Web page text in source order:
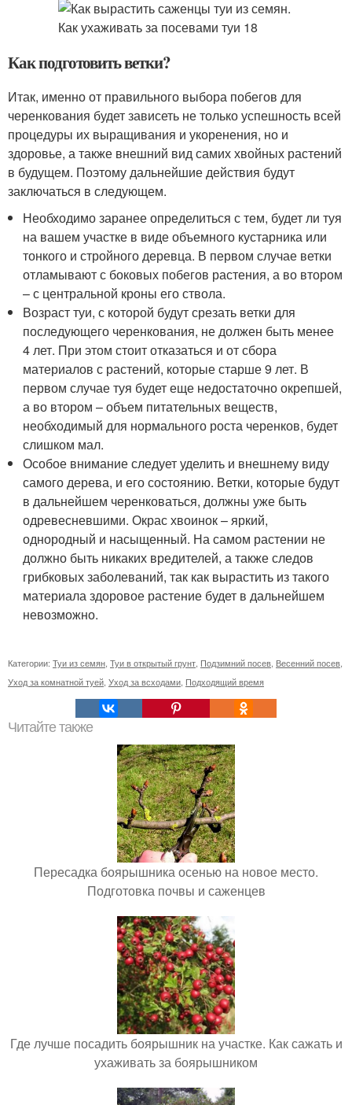
Как подготовить ветки?
Итак, именно от правильного выбора побегов для
черенкования будет зависеть не только успешность всей
процедуры их выращивания и укоренения, но и
здоровье, а также внешний вид самих хвойных растений
в будущем. Поэтому дальнейшие действия будут
заключаться в следующем.
Необходимо заранее определиться с тем, будет ли туя
на вашем участке в виде объемного кустарника или
тонкого и стройного деревца. В первом случае ветки
отламывают с боковых побегов растения, а во втором
– с центральной кроны его ствола.
Возраст туи, с которой будут срезать ветки для
последующего черенкования, не должен быть менее
4 лет. При этом стоит отказаться и от сбора
материалов с растений, которые старше 9 лет. В
первом случае туя будет еще недостаточно окрепшей,
а во втором – объем питательных веществ,
необходимый для нормального роста черенков, будет
слишком мал.
Особое внимание следует уделить и внешнему виду
самого дерева, и его состоянию. Ветки, которые будут
в дальнейшем черенковаться, должны уже быть
одревесневшими. Окрас хвоинок – яркий,
однородный и насыщенный. На самом растении не
должно быть никаких вредителей, а также следов
грибковых заболеваний, так как вырастить из такого
материала здоровое растение будет в дальнейшем
невозможно.
Категории: Туи из семян Туи в открытый грунт Подзимний посев Весенний посев
Уход за комнатной туей Уход за всходами Подходящий время
Читайте также
Пересадка боярышника осенью на новое место.
Подготовка почвы и саженцев
Где лучше посадить боярышник на участке. Как сажать и
ухаживать за боярышником